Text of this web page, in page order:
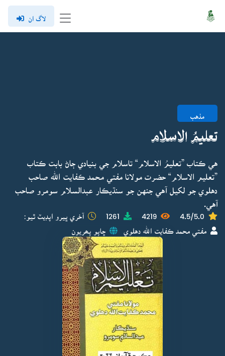
لاگ ان
مذهب
تعليمُ الاسلام
هي ڪتاب ”تعليمُ الاسلام“ تاسلام جي بنيادي ڄاڻ بابت ڪتاب
”تعليم الاسلام“ حضرت مولانا مفتي محمد ڪفايت الله صاحب
دهلوي جو لکيل آهي جنهن جو سنڌيڪار عبدالسلام سومرو صاحب
آهي.
4.5/5.0
4219
1261 آخري ڀيرو اپڊيٽ ٿيو:
مفتي محمد ڪفايت الله دهلوي ڇاپو پھريون